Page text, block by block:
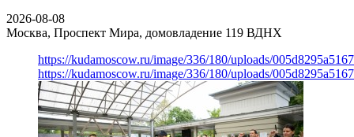
2026-08-08
Москва, Проспект Мира, домовладение 119 ВДНХ
https://kudamoscow.ru/image/336/180/uploads/
https://kudamoscow.ru/image/336/180/uploads/